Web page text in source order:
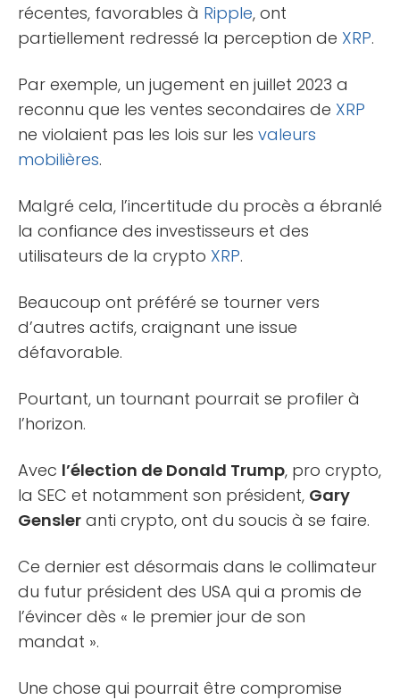
récentes, favorables à Ripple, ont
partiellement redressé la perception de XRP.
Par exemple, un jugement en juillet 2023 a
reconnu que les ventes secondaires de XRP
ne violaient pas les lois sur les valeurs
mobilières.
Malgré cela, l’incertitude du procès a ébranlé
la confiance des investisseurs et des
utilisateurs de la crypto XRP.
Beaucoup ont préféré se tourner vers
d’autres actifs, craignant une issue
défavorable.
Pourtant, un tournant pourrait se profiler à
l’horizon.
Avec l’élection de Donald Trump, pro crypto,
la SEC et notamment son président, Gary
Gensler anti crypto, ont du soucis à se faire.
Ce dernier est désormais dans le collimateur
du futur président des USA qui a promis de
l’évincer dès « le premier jour de son
mandat ».
Une chose qui pourrait être compromise